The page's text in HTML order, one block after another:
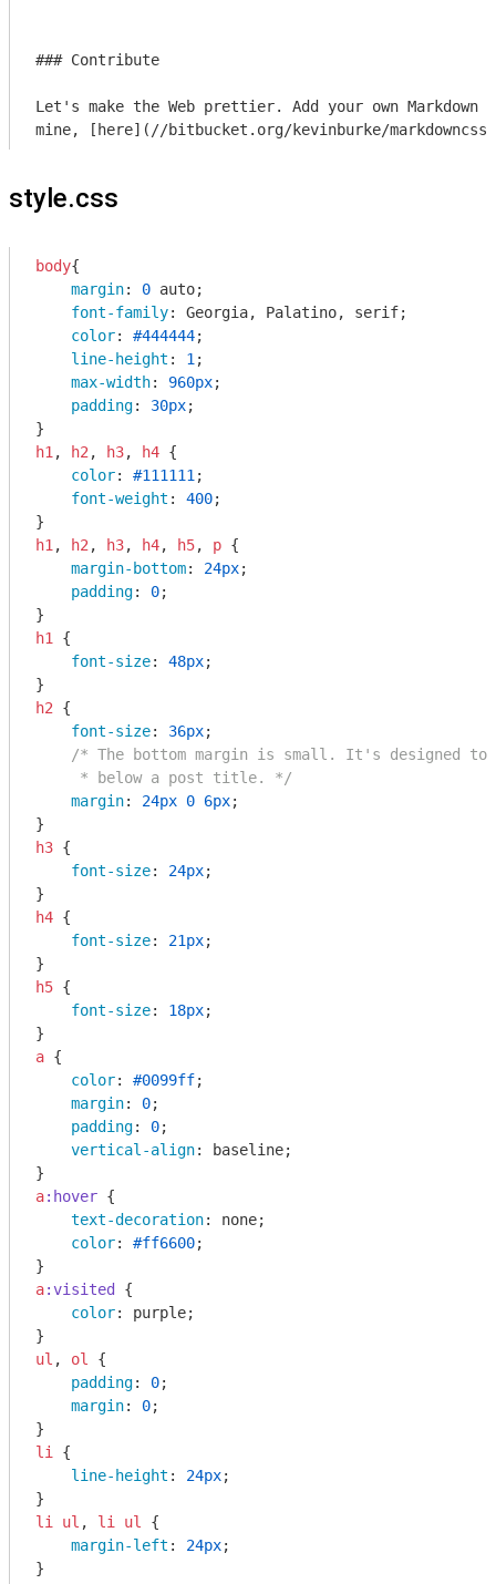
### Contribute
Let's make the Web prettier. Add your own
mine, [here](//bitbucket.org/kevinburke/
style.css
body{
margin: 0 auto;
font-family: Georgia, Palatino, serif;
color: #444444;
line-height : 1 ;
max-width: 960px;
padding: 30px;
h1 , h2 , h3, h4 {
color: #111111 ;
font-weight : 400;
h1 , h2 , h3, h4, h5, p {
margin-bottom: 24px;
padding: 0;
h1
{
font-size: 48px;
h2 {
font-size: 36px;
/* The bottom margin is small. It's designed to
     * below a post title. */
margin: 24px 0 6px;
h3 {
font-size: 24px;
h4 {
font-size: 21px;
h5 {
font-size: 18px;
a {
color: #0099ff;
margin: 0;
padding: 0;
vertical-align: baseline;
a:hover {
text-decoration: none;
color: #ff6600;
a:visited
{
color: purple;
ul , ol
{
padding: 0;
margin: 0;
li
{
line-height : 24px;
li
ul , li ul
{
margin-left : 24px;